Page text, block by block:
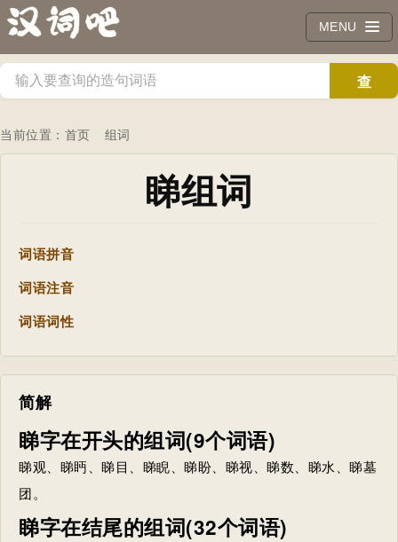
MENU
查
当前位置： 首页 组词
睇组词
词语拼音
词语注音
词语词性
简解
睇字在开头的组词(9个词语)
睇观、睇眄、睇目、睇睨、睇盼、睇视、睇数、睇水、睇墓
团。
睇字在结尾的组词(32个词语)